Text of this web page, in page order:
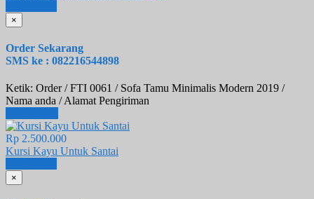
×
Order Sekarang
SMS ke : 082216544898
Ketik: Order / FTI 0061 / Sofa Tamu Minimalis Modern 2019 /
Nama anda / Alamat Pengiriman
Rp 2.500.000
Kursi Kayu Untuk Santai
×